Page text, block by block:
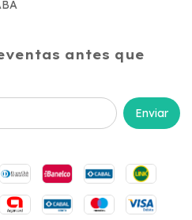
antes que